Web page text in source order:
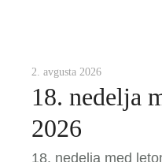
2. avgusta 2026
18. nedelja
2026
18. nedelja med